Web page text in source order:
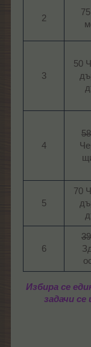
2​
3​
50
4​
5​
70
6​
Избира се
задачи